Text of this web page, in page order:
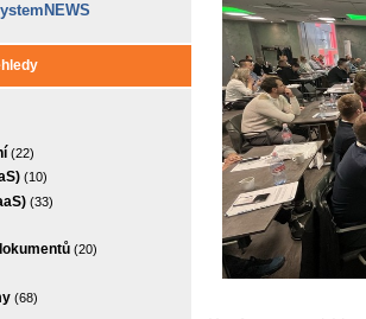
(22)
(10)
(33)
(20)
(68)